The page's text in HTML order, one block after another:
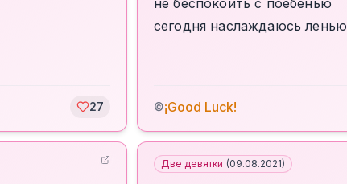
27
не беспокоить с поебенью
сегодня наслаждаюсь ленью
©¡Good Luck!
Две девятки (09.08.2021)